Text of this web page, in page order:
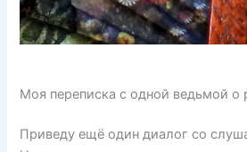
Моя переписка с одной ведьмой о
Приведу ещё один диалог со